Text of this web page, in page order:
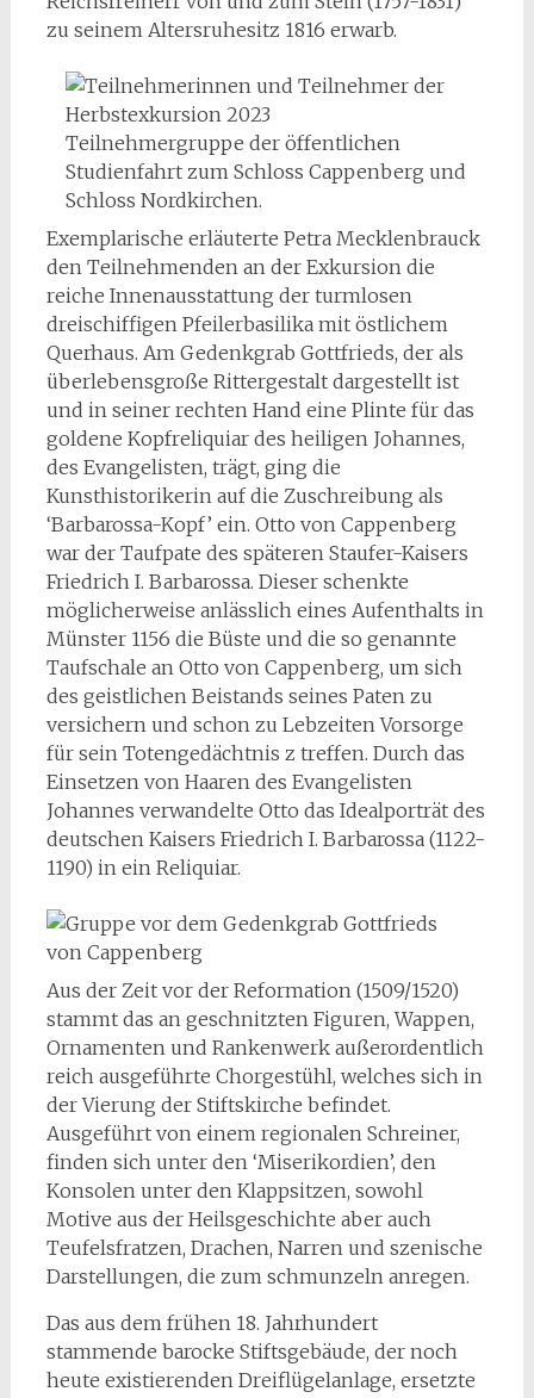
zu seinem Altersruhesitz 1816 erwarb.
Teilnehmergruppe der öffentlichen
Studienfahrt zum Schloss Cappenberg und
Schloss Nordkirchen.
Exemplarische erläuterte Petra Mecklenbrauck
den Teilnehmenden an der Exkursion die
reiche Innenausstattung der turmlosen
dreischiffigen Pfeilerbasilika mit östlichem
Querhaus. Am Gedenkgrab Gottfrieds, der als
überlebensgroße Rittergestalt dargestellt ist
und in seiner rechten Hand eine Plinte für das
goldene Kopfreliquiar des heiligen Johannes,
des Evangelisten, trägt, ging die
Kunsthistorikerin auf die Zuschreibung als
‘Barbarossa-Kopf’ ein. Otto von Cappenberg
war der Taufpate des späteren Staufer-Kaisers
Friedrich I. Barbarossa. Dieser schenkte
möglicherweise anlässlich eines Aufenthalts in
Münster 1156 die Büste und die so genannte
Taufschale an Otto von Cappenberg, um sich
des geistlichen Beistands seines Paten zu
versichern und schon zu Lebzeiten Vorsorge
für sein Totengedächtnis z treffen. Durch das
Einsetzen von Haaren des Evangelisten
Johannes verwandelte Otto das Idealporträt des
deutschen Kaisers Friedrich I. Barbarossa (1122-
1190) in ein Reliquiar.
Aus der Zeit vor der Reformation (1509/1520)
stammt das an geschnitzten Figuren, Wappen,
Ornamenten und Rankenwerk außerordentlich
reich ausgeführte Chorgestühl, welches sich in
der Vierung der Stiftskirche befindet.
Ausgeführt von einem regionalen Schreiner,
finden sich unter den ‘Miserikordien’, den
Konsolen unter den Klappsitzen, sowohl
Motive aus der Heilsgeschichte aber auch
Teufelsfratzen, Drachen, Narren und szenische
Darstellungen, die zum schmunzeln anregen.
Das aus dem frühen 18. Jahrhundert
stammende barocke Stiftsgebäude, der noch
heute existierenden Dreiflügelanlage, ersetzte